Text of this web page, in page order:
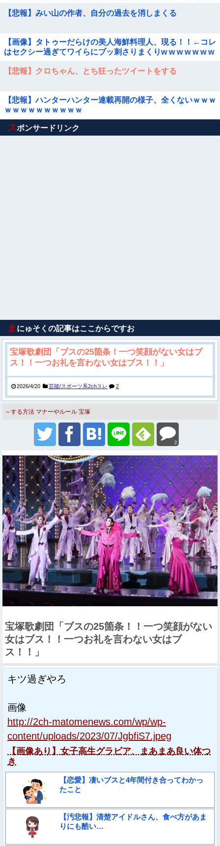
【悲報】みい山の作者、自分の過去を消しまくる
【画像】タトゥーだらけの美人海鮮料理人、現る！！←コレ
はセクシー過ぎてワイらにブッ刺さりまくりw w w w w w w
【悲報】クロちゃん、とち狂ったツイートをする
【悲報】ハンターハンター連載再開の様子、全くないｗｗｗ
ｗｗｗｗｗｗｗｗｗｗ
Powered by livedoor 相互RSS
スポンサードリンク
ま にゅそくの記事はここからですお
宝塚歌劇団「ブスの25箇条！一つ笑顔がない女はブ
ス！！一つお礼を言わない女はブス！！」
2026/4/20 芸能/スポーツ系2chスレ 2
～する方法 マナーやルール 宝塚
2
宝塚歌劇団「ブスの25箇条！！一つ笑顔がない
女はブス！！一つお礼を言わない女はブ
ス！！」
キツ過ぎやろ
画像
http://2ch-matomenews.com/wp/wp-
content/uploads/2023/07/JgbfiS7.jpeg
【画像あり】女子高生グラビア、まあまあ良い体つ
き
【恋愛】凄いブスと4年間付き合ってわかっ
たこと
【汚悲報】清楚アイドルさん、食べ方があま
りにも酷い…